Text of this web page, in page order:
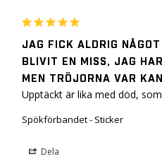
JAG FICK ALDRIG
BLIVIT EN MISS, JAG
MEN TRÖJORNA VAR
Upptäckt är lika med död,
Spökförbandet - Sticker
Dela